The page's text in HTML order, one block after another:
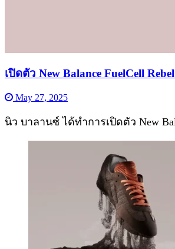
เปิดตัว New Balance FuelCell
May 27, 2025
นิว บาลานซ์ ได้ทำการเปิดตัว New